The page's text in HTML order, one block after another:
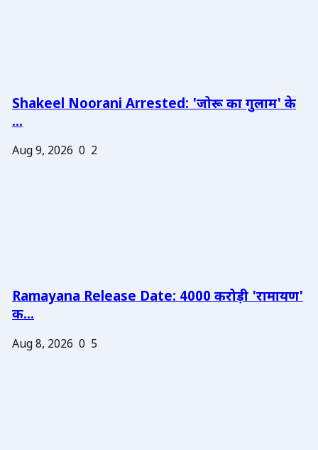
Shakeel Noorani Arrested: 'जोरू का गुलाम' के
...
Aug 9, 2026 0 2
Ramayana Release Date: 4000 करोड़ी 'रामायण'
क...
Aug 8, 2026 0 5